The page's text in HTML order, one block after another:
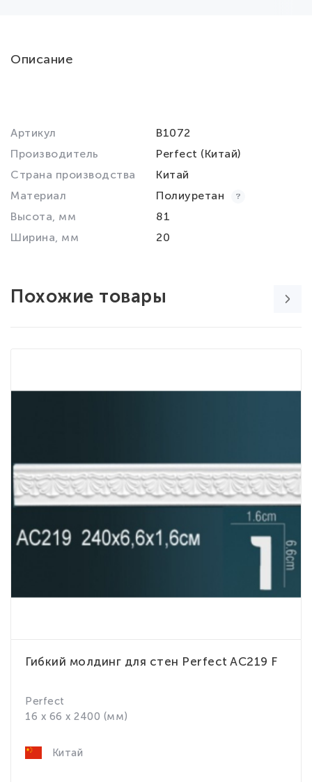
Описание
Артикул
B1072
Производитель
Perfect (Китай)
Страна производства
Китай
Материал
Полиуретан
Высота, мм
81
Ширина, мм
20
Похожие товары
Гибкий молдинг для стен Perfect AC219 F
Perfect
16 x 66 x 2400 (мм)
Китай